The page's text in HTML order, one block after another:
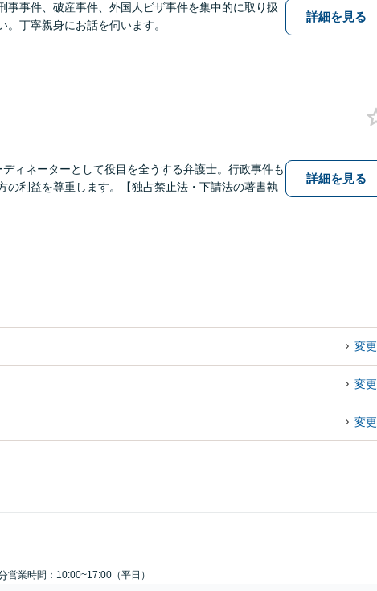
事事件、破産事件、外国人ビザ事件を集中的に取り扱
丁寧親身にお話を伺います。
詳細を見る
ィネーターとして役目を全うする弁護士。行政事件も
利益を尊重します。【独占禁止法・下請法の著書執
詳細を見る
変更
変更
変更
営業時間：10:00~17:00（平日）